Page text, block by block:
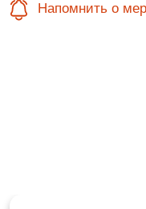
Напомнить о